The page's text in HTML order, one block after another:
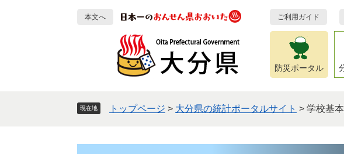
本文へ ご利用ガイド
防災ポータル
現在地 トップページ > 大分県の統計ポータルサイト > 学校基